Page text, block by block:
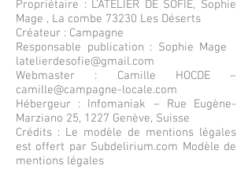
Propriétaire : L’ATELIER DE SOFIE, Sophie
Mage , La combe 73230 Les Déserts
Créateur : Campagne
Responsable publication : Sophie Mage
latelierdesofie@gmail.com
Webmaster : Camille HOCDE –
camille@campagne-locale.com
Hébergeur : Infomaniak – Rue Eugène-
Marziano 25, 1227 Genève, Suisse
Crédits : Le modèle de mentions légales
est offert par Subdelirium.com Modèle de
mentions légales